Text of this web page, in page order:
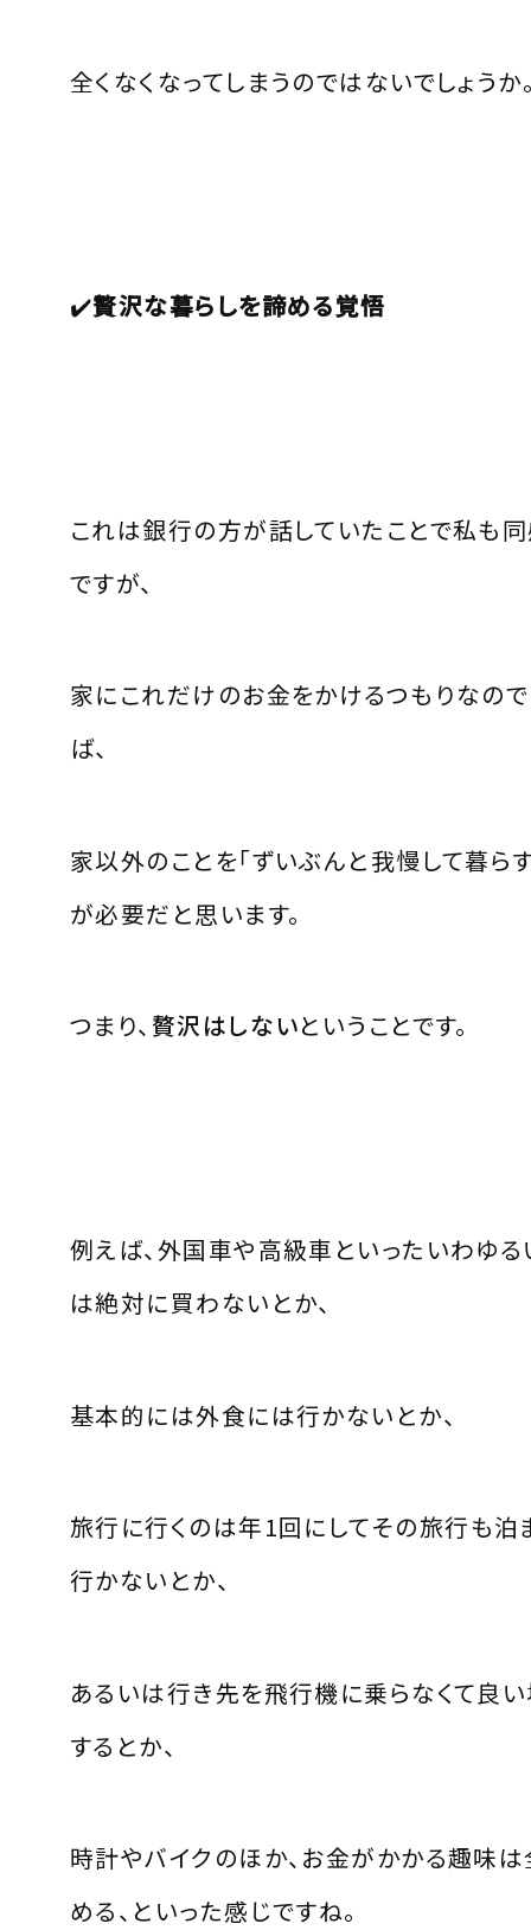
全くなくなってしまうのではないでしょうか
✔️贅沢な暮らしを諦める覚悟
これは銀行の方が話していたことで私も
ですが、
家にこれだけのお金をかけるつもりなの
ば、
家以外のことを「ずいぶんと我慢して暮ら
が必要だと思います。
つまり、 贅沢はしないということです。
例えば、外国車や高級車といったいわゆ
は絶対に買わないとか、
基本的には外食には行かないとか、
旅行に行くのは年1回にしてその旅行も泊
行かないとか、
あるいは行き先を飛行機に乗らなくて良
するとか、
時計やバイクのほか、お金がかかる趣味
める、といった感じですね。